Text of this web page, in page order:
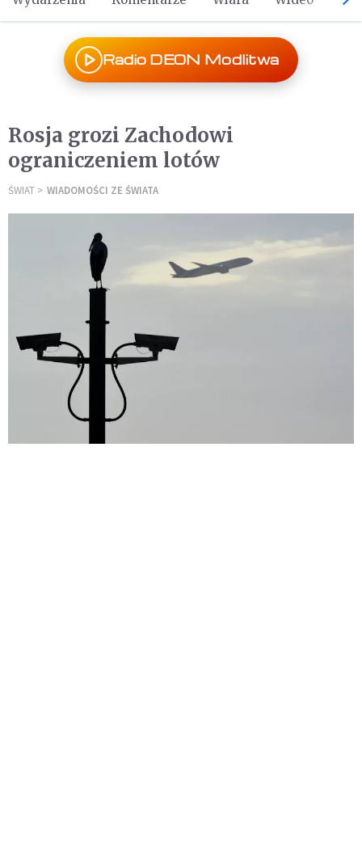
Radio DEON Modlitwa
Rosja grozi Zachodowi
ograniczeniem lotów
ŚWIAT WIADOMOŚCI ZE ŚWIATA